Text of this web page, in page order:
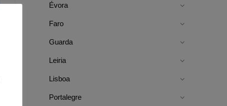
Évora
Faro
Guarda
Leiria
Lisboa
Portalegre